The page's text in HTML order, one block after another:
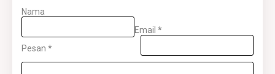
Nama
Email *
Pesan *